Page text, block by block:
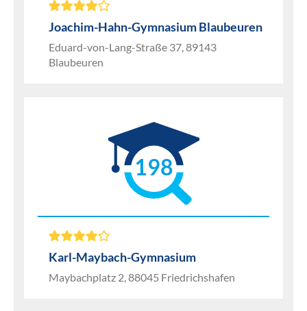
Joachim-Hahn-Gymnasium Blaubeuren
Eduard-von-Lang-Straße 37, 89143
Blaubeuren
198
Karl-Maybach-Gymnasium
Maybachplatz 2, 88045 Friedrichshafen